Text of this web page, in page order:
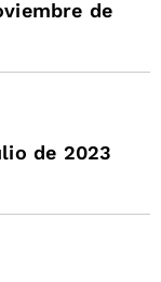
de
de 2023